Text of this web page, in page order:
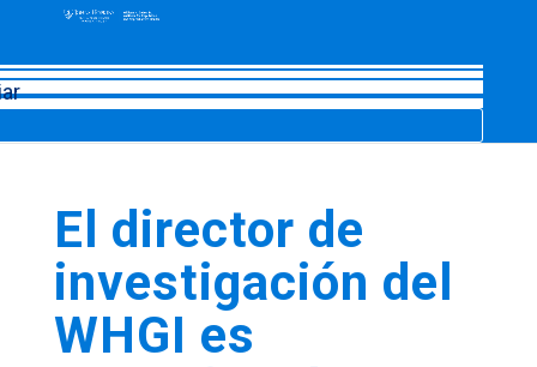
El director de
investigación del
WHGI es